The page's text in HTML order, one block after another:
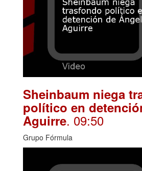
Sheinbaum niega
político en
Aguirre. 09:50
Grupo Fórmula